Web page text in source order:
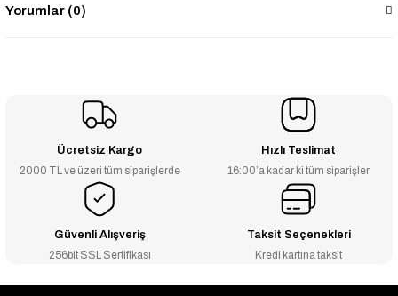
Yorumlar (0)
Ücretsiz Kargo
2000 TL ve üzeri tüm siparişlerde
Hızlı Teslimat
16:00’a kadar ki tüm siparişler
Güvenli Alışveriş
256bit SSL Sertifikası
Taksit Seçenekleri
Kredi kartına taksit